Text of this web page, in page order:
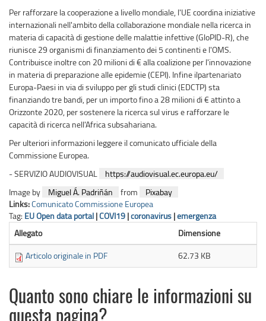
Per rafforzare la cooperazione a livello mondiale, l'UE coordina iniziative
internazionali nell'ambito della collaborazione mondiale nella ricerca in
materia di capacità di gestione delle malattie infettive (GloPID-R), che
riunisce 29 organismi di finanziamento dei 5 continenti e l'OMS.
Contribuisce inoltre con 20 milioni di € alla coalizione per l'innovazione
in materia di preparazione alle epidemie (CEPI). Infine ilpartenariato
Europa-Paesi in via di sviluppo per gli studi clinici (EDCTP) sta
finanziando tre bandi, per un importo fino a 28 milioni di € attinto a
Orizzonte 2020, per sostenere la ricerca sul virus e rafforzare le
capacità di ricerca nell'Africa subsahariana.
Per ulteriori informazioni leggere il comunicato ufficiale della
Commissione Europea.
- SERVIZIO AUDIOVISUAL
https://audiovisual.ec.europa.eu/
Image by
Miguel Á. Padriñán from
Pixabay
Links:Comunicato Commissione Europea
Tag: EU Open data portal |COVI19 |coronavirus |emergenza
Allegato
Dimensione
Articolo originale in PDF
62.73 KB
Quanto sono chiare le informazioni su
questa pagina?